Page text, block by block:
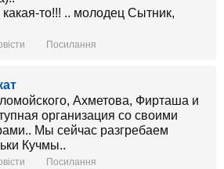
то!!! .. молодец Сытник,
Посилання
Ахметова, Фирташа и
организация со своими
Мы сейчас разгребаем
Кучмы..
Посилання